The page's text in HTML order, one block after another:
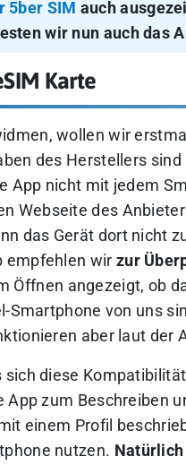
5ber SIM auch
wir nun auch das
Karte
wollen wir
des Herstellers
App nicht mit jedem
Webseite des
das Gerät dort nicht
empfehlen wir zur
Öffnen angezeigt, ob
Smartphone von uns
aber laut der
diese
zum Beschreiben
einem Profil
nutzen.